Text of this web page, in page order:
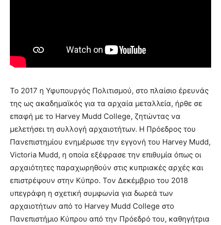
Το 2017 η Υφυπουργός Πολιτισμού, στο πλαίσιο έρευνάς
της ως ακαδημαϊκός για τα αρχαία μεταλλεία, ήρθε σε
επαφή με το Harvey Mudd College, ζητώντας να
μελετήσει τη συλλογή αρχαιοτήτων. Η Πρόεδρος του
Πανεπιστημίου ενημέρωσε την εγγονή του Harvey Mudd,
Victoria Mudd, η οποία εξέφρασε την επιθυμία όπως οι
αρχαιότητες παραχωρηθούν στις κυπριακές αρχές και
επιστρέψουν στην Κύπρο. Τον Δεκέμβριο του 2018
υπεγράφη η σχετική συμφωνία για δωρεά των
αρχαιοτήτων από το Harvey Mudd College στο
Πανεπιστήμιο Κύπρου από την Πρόεδρό του, καθηγήτρια